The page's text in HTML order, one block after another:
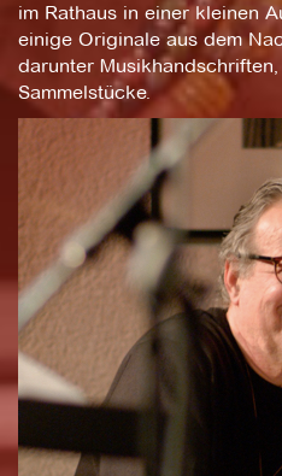
im Rathaus in einer kleinen
einige Originale aus dem
darunter
Sammelstücke.